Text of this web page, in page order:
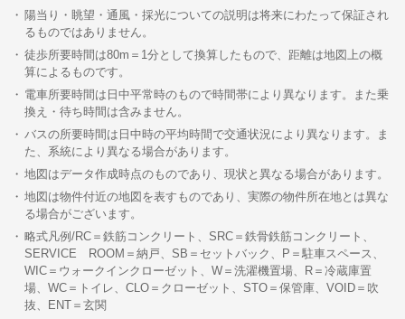
陽当り・眺望・通風・採光についての説明は将来にわたって保証され
るものではありません。
徒歩所要時間は80m＝1分として換算したもので、距離は地図上の概
算によるものです。
電車所要時間は日中平常時のもので時間帯により異なります。また乗
換え・待ち時間は含みません。
バスの所要時間は日中時の平均時間で交通状況により異なります。ま
た、系統により異なる場合があります。
地図はデータ作成時点のものであり、現状と異なる場合があります。
地図は物件付近の地図を表すものであり、実際の物件所在地とは異な
る場合がございます。
略式凡例/RC＝鉄筋コンクリート、SRC＝鉄骨鉄筋コンクリート、
SERVICE ROOM＝納戸、SB＝セットバック、P＝駐車スペース、
WIC＝ウォークインクローゼット、W＝洗濯機置場、R＝冷蔵庫置
場、WC＝トイレ、CLO＝クローゼット、STO＝保管庫、VOID＝吹
抜、ENT＝玄関